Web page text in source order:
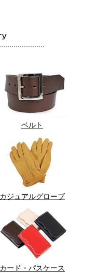
ベルト
カジュアルグローブ
カード・パスケース